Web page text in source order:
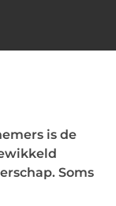
is de
Soms